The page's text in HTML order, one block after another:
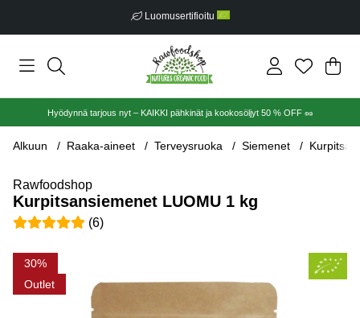
Luomusertifioitu
.
Hyödynnä tarjous nyt – KAIKKI pähkinät ja kookosöljyt 50 % OFF 🥜
Alkuun Raaka-aineet Terveysruoka Siemenet
Rawfoodshop
Kurpitsansiemenet LUOMU 1 kg
Keskiarvoluokitus 5 / 5 Arvioiden määrä 6
(6)
30
Outlet
Tuotekuvat Kurpitsansiemenet LUOMU 1 kg